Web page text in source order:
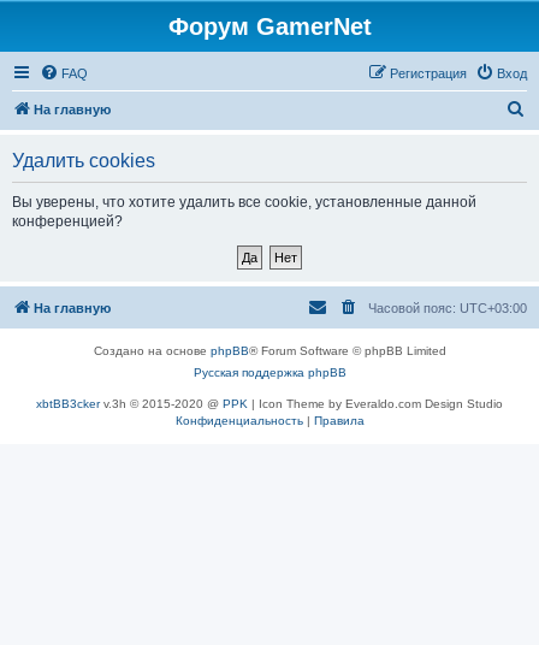
Форум GamerNet
FAQ Вход
Регистрация
На главную
Удалить cookies
Вы уверены, что хотите удалить все cookie, установленные данной
конференцией?
На главную Часовой пояс: UTC+03:00
Создано на основе phpBB® Forum Software © phpBB Limited
Русская поддержка phpBB
xbtBB3ckerv.3h © 2015-2020 @ PPK | Icon Theme by Everaldo.com Design Studio
Конфиденциальность| Правила